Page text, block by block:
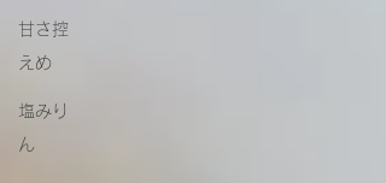
甘さ控
えめ
塩みり
ん